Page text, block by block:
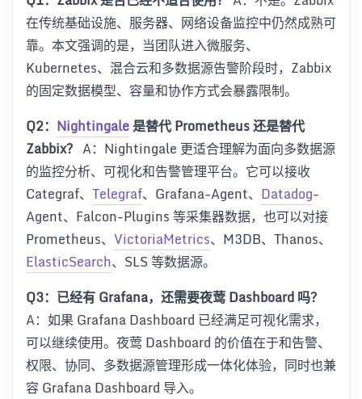
在传统基础设施、服务器、网络设备监控中仍然成熟可
靠。本文强调的是，当团队进入微服务、
Kubernetes、混合云和多数据源告警阶段时，Zabbix
的固定数据模型、容量和协作方式会暴露限制。
Q2： Nightingale是替代 Prometheus 还是替代
Zabbix？ A：Nightingale 更适合理解为面向多数据源
的监控分析、可视化和告警管理平台。它可以接收
Categraf、 Telegraf、Grafana-Agent、 Datadog-
Agent、Falcon-Plugins 等采集器数据，也可以对接
Prometheus、 VictoriaMetrics、M3DB、Thanos、
ElasticSearch、SLS 等数据源。
Q3：已经有 Grafana，还需要夜莺 Dashboard 吗？
A：如果 Grafana Dashboard 已经满足可视化需求，
可以继续使用。夜莺 Dashboard 的价值在于和告警、
权限、协同、多数据源管理形成一体化体验，同时也兼
容 Grafana Dashboard 导入。